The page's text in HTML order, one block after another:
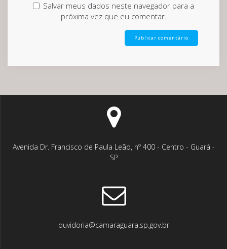
Salvar meus dados neste navegador para a
próxima vez que eu comentar.
Avenida Dr. Francisco de Paula Leão, nº 400 - Centro - Guará -
SP
ouvidoria@camaraguara.sp.gov.br